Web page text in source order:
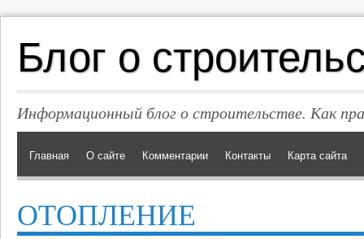
Блог о
Информационный блог о строительстве. Как
Главная О сайте Комментарии Контакты Карта сайта
ОТОПЛЕНИЕ